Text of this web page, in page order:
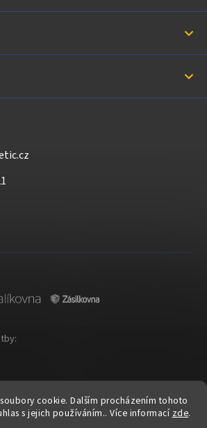
cookie. Dalším procházením tohoto
s jejich používáním.. Více informací zde.
|mime digital